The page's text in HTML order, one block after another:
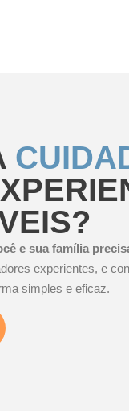
e sua família
experientes, e
simples e eficaz.